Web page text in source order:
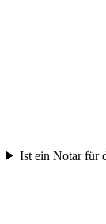
Ist ein Notar für